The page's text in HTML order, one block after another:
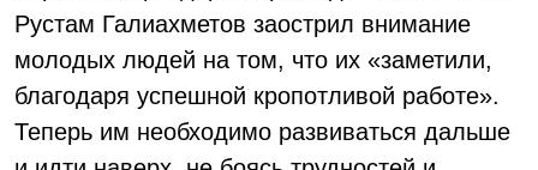
Рустам Галиахметов заострил внимание
молодых людей на том, что их «заметили,
благодаря успешной кропотливой работе».
Теперь им необходимо развиваться дальше